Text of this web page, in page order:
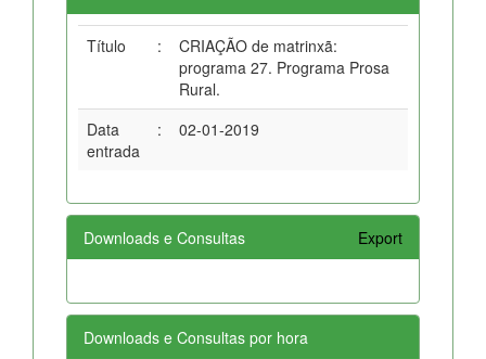
Título :
CRIAÇÃO de matrinxã:
programa 27. Programa Prosa
Rural.
Data
entrada
: 02-01-2019
Downloads e Consultas Export
Downloads e Consultas por hora